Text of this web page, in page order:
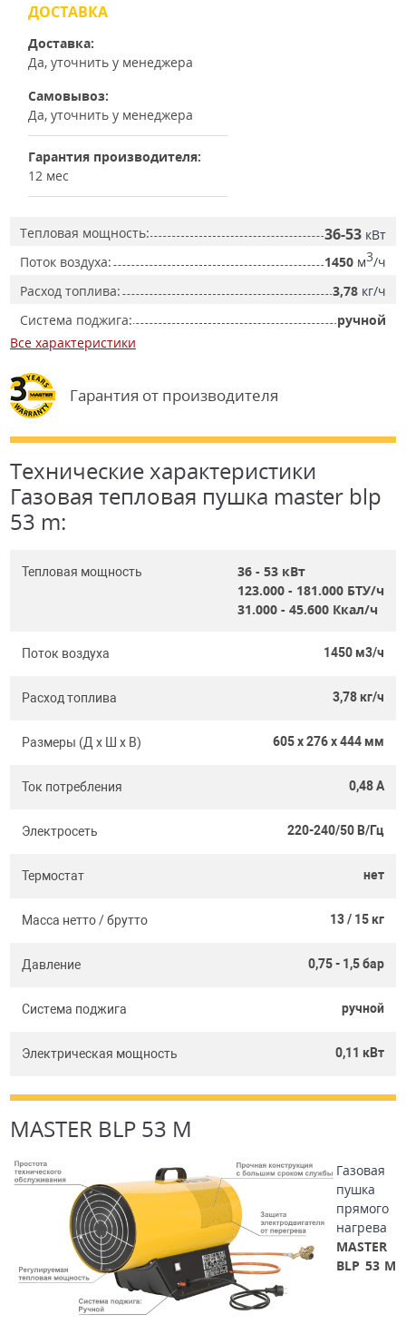
ДОСТАВКА
Доставка:
Да, уточнить у менеджера
Самовывоз:
Да, уточнить у менеджера
Гарантия производителя:
12 мес
Тепловая мощность: 36-53 кВт
Поток воздуха:
1450 м3/ч
Расход топлива:
3,78 кг/ч
Система поджига:
ручной
Все характеристики
Гарантия от производителя
Технические характеристики
Газовая тепловая пушка master blp
53 m:
Тепловая мощность 36 - 53 кВт
123.000 - 181.000 БТУ/ч
31.000 - 45.600 Ккал/ч
Поток воздуха 1450 м3/ч
Расход топлива 3,78 кг/ч
Размеры (Д х Ш х В) 605 x 276 x 444 мм
Ток потребления 0,48 A
Электросеть 220-240/50 В/Гц
Термостат нет
Масса нетто / брутто 13 / 15 кг
Давление 0,75 - 1,5 бар
Система поджига ручной
Электрическая мощность 0,11 кВт
MASTER BLP 53 M
Газовая
пушка
прямого
нагрева
MASTER
BLP 53 M